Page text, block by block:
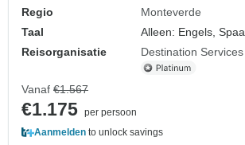
Regio
Monteverde
Taal
Alleen: Engels,
Reisorganisatie
Destination
Vanaf €1.567
€1.175 per persoon
Aanmelden to unlock savings